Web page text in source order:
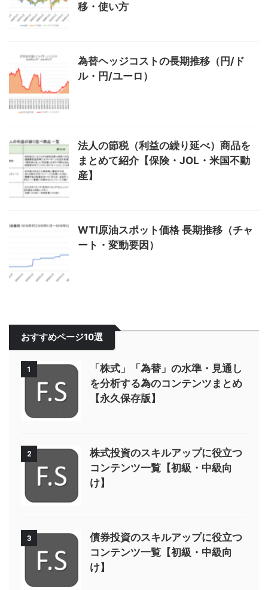
移・使い方
為替ヘッジコストの長期推移（円/ド
ル・円/ユーロ）
法人の節税（利益の繰り延べ）商品を
まとめて紹介【保険・JOL・米国不動
産】
WTI原油スポット価格 長期推移（チャ
ート・変動要因）
おすすめページ10選
1
「株式」「為替」の水準・見通し
を分析する為のコンテンツまとめ
【永久保存版】
2
株式投資のスキルアップに役立つ
コンテンツ一覧【初級・中級向
け】
3
債券投資のスキルアップに役立つ
コンテンツ一覧【初級・中級向
け】